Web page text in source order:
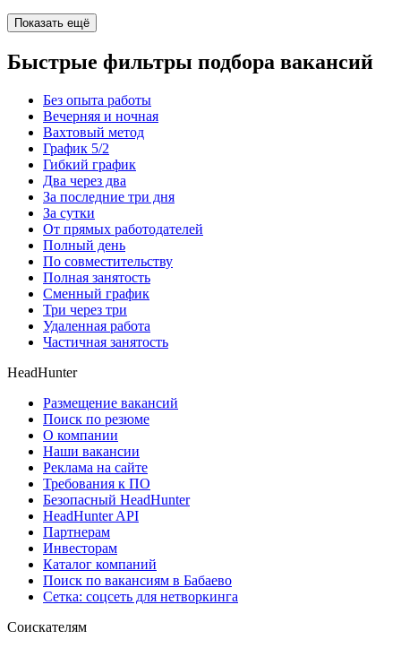
Показать ещё
Быстрые фильтры подбора вакансий
Без опыта работы
Вечерняя и ночная
Вахтовый метод
График 5/2
Гибкий график
Два через два
За последние три дня
За сутки
От прямых работодателей
Полный день
По совместительству
Полная занятость
Сменный график
Три через три
Удаленная работа
Частичная занятость
HeadHunter
Размещение вакансий
Поиск по резюме
О компании
Наши вакансии
Реклама на сайте
Требования к ПО
Безопасный HeadHunter
HeadHunter API
Партнерам
Инвесторам
Каталог компаний
Поиск по вакансиям в Бабаево
Сетка: соцсеть для нетворкинга
Соискателям